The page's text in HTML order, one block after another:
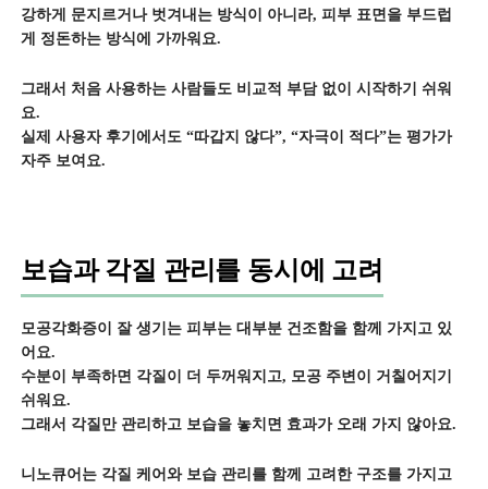
강하게 문지르거나 벗겨내는 방식이 아니라, 피부 표면을 부드럽
게 정돈하는 방식에 가까워요.
그래서 처음 사용하는 사람들도 비교적 부담 없이 시작하기 쉬워
요.
실제 사용자 후기에서도 “따갑지 않다”, “자극이 적다”는 평가가
자주 보여요.
보습과 각질 관리를 동시에 고려
모공각화증이 잘 생기는 피부는 대부분 건조함을 함께 가지고 있
어요.
수분이 부족하면 각질이 더 두꺼워지고, 모공 주변이 거칠어지기
쉬워요.
그래서 각질만 관리하고 보습을 놓치면 효과가 오래 가지 않아요.
니노큐어는 각질 케어와 보습 관리를 함께 고려한 구조를 가지고